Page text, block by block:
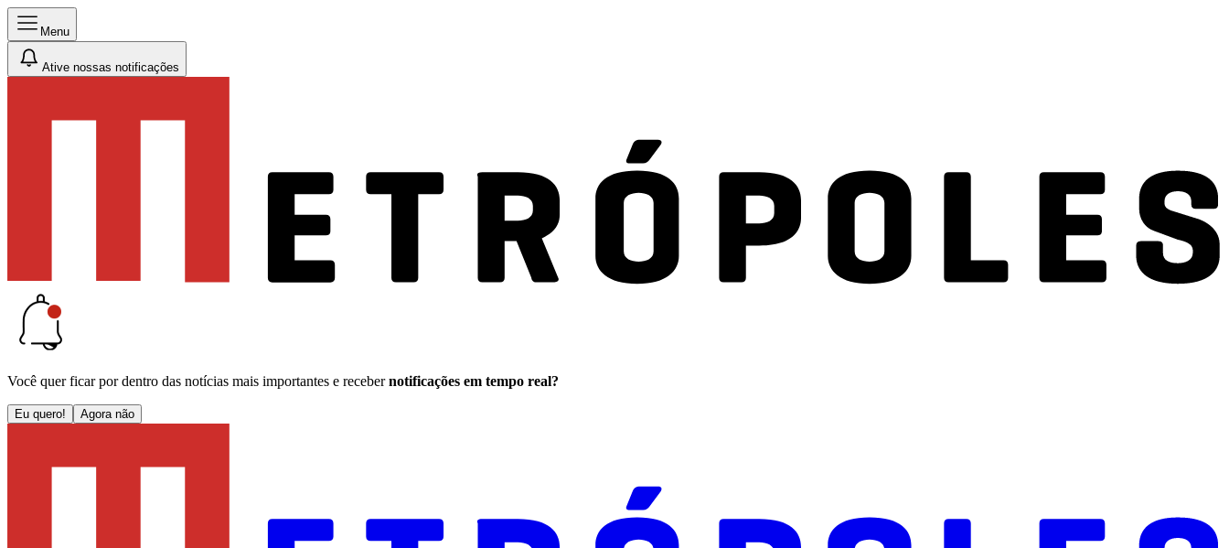
Menu
Ative nossas notificações
Você quer ficar por dentro das notícias mais importantes e receber notificações em tempo real?
Eu quero! Agora não